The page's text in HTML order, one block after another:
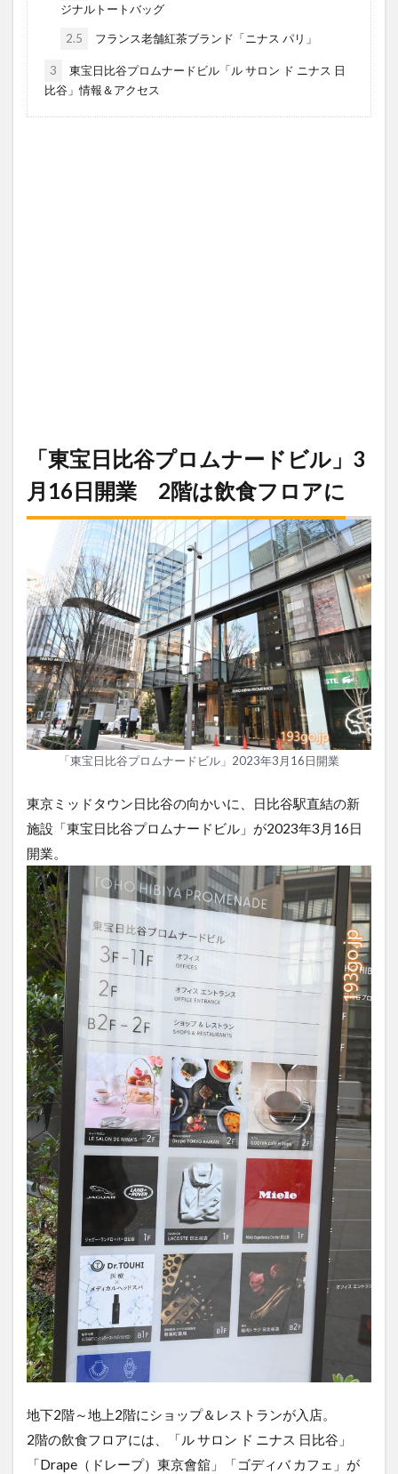
ジナルトートバッグ
2.5 フランス老舗紅茶ブランド「ニナス パリ」
3
東宝日比谷プロムナードビル「ル サロン ド ニナス 日
比谷」情報＆アクセス
「東宝日比谷プロムナードビル」3
月16日開業 2階は飲食フロアに
「東宝日比谷プロムナードビル」2023年3月16日開業
東京ミッドタウン日比谷の向かいに、日比谷駅直結の新
施設「東宝日比谷プロムナードビル」が2023年3月16日
開業。
地下2階～地上2階にショップ＆レストランが入店。
2階の飲食フロアには、「ル サロン ド ニナス 日比谷」
「Drape（ドレープ）東京會舘」「ゴディバ カフェ」が